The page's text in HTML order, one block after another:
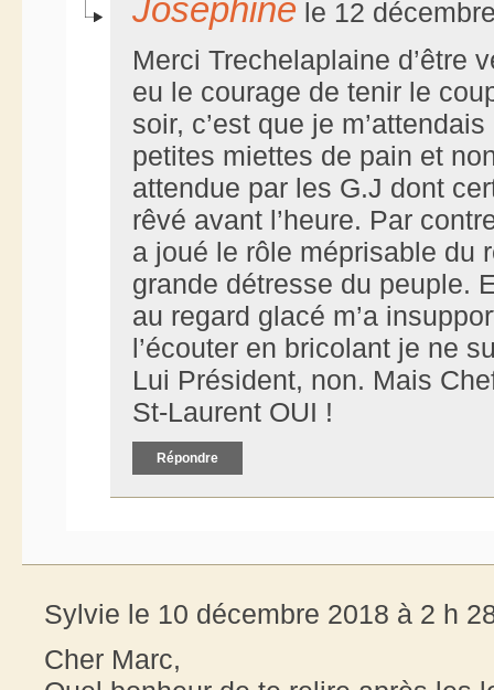
Joséphine le 12
Merci Trechelaplaine d’être
eu le courage de tenir le
soir, c’est que je
petites miettes de pain et
attendue par les G.J dont
rêvé avant l’heure. Par
a joué le rôle méprisable du
grande détresse du peuple.
au regard glacé m’a
l’écouter en bricolant je ne
Lui Président, non. Mais
St-Laurent OUI !
Répondre
Sylvie le 10 décembre 2018 à 2 h
Cher Marc,